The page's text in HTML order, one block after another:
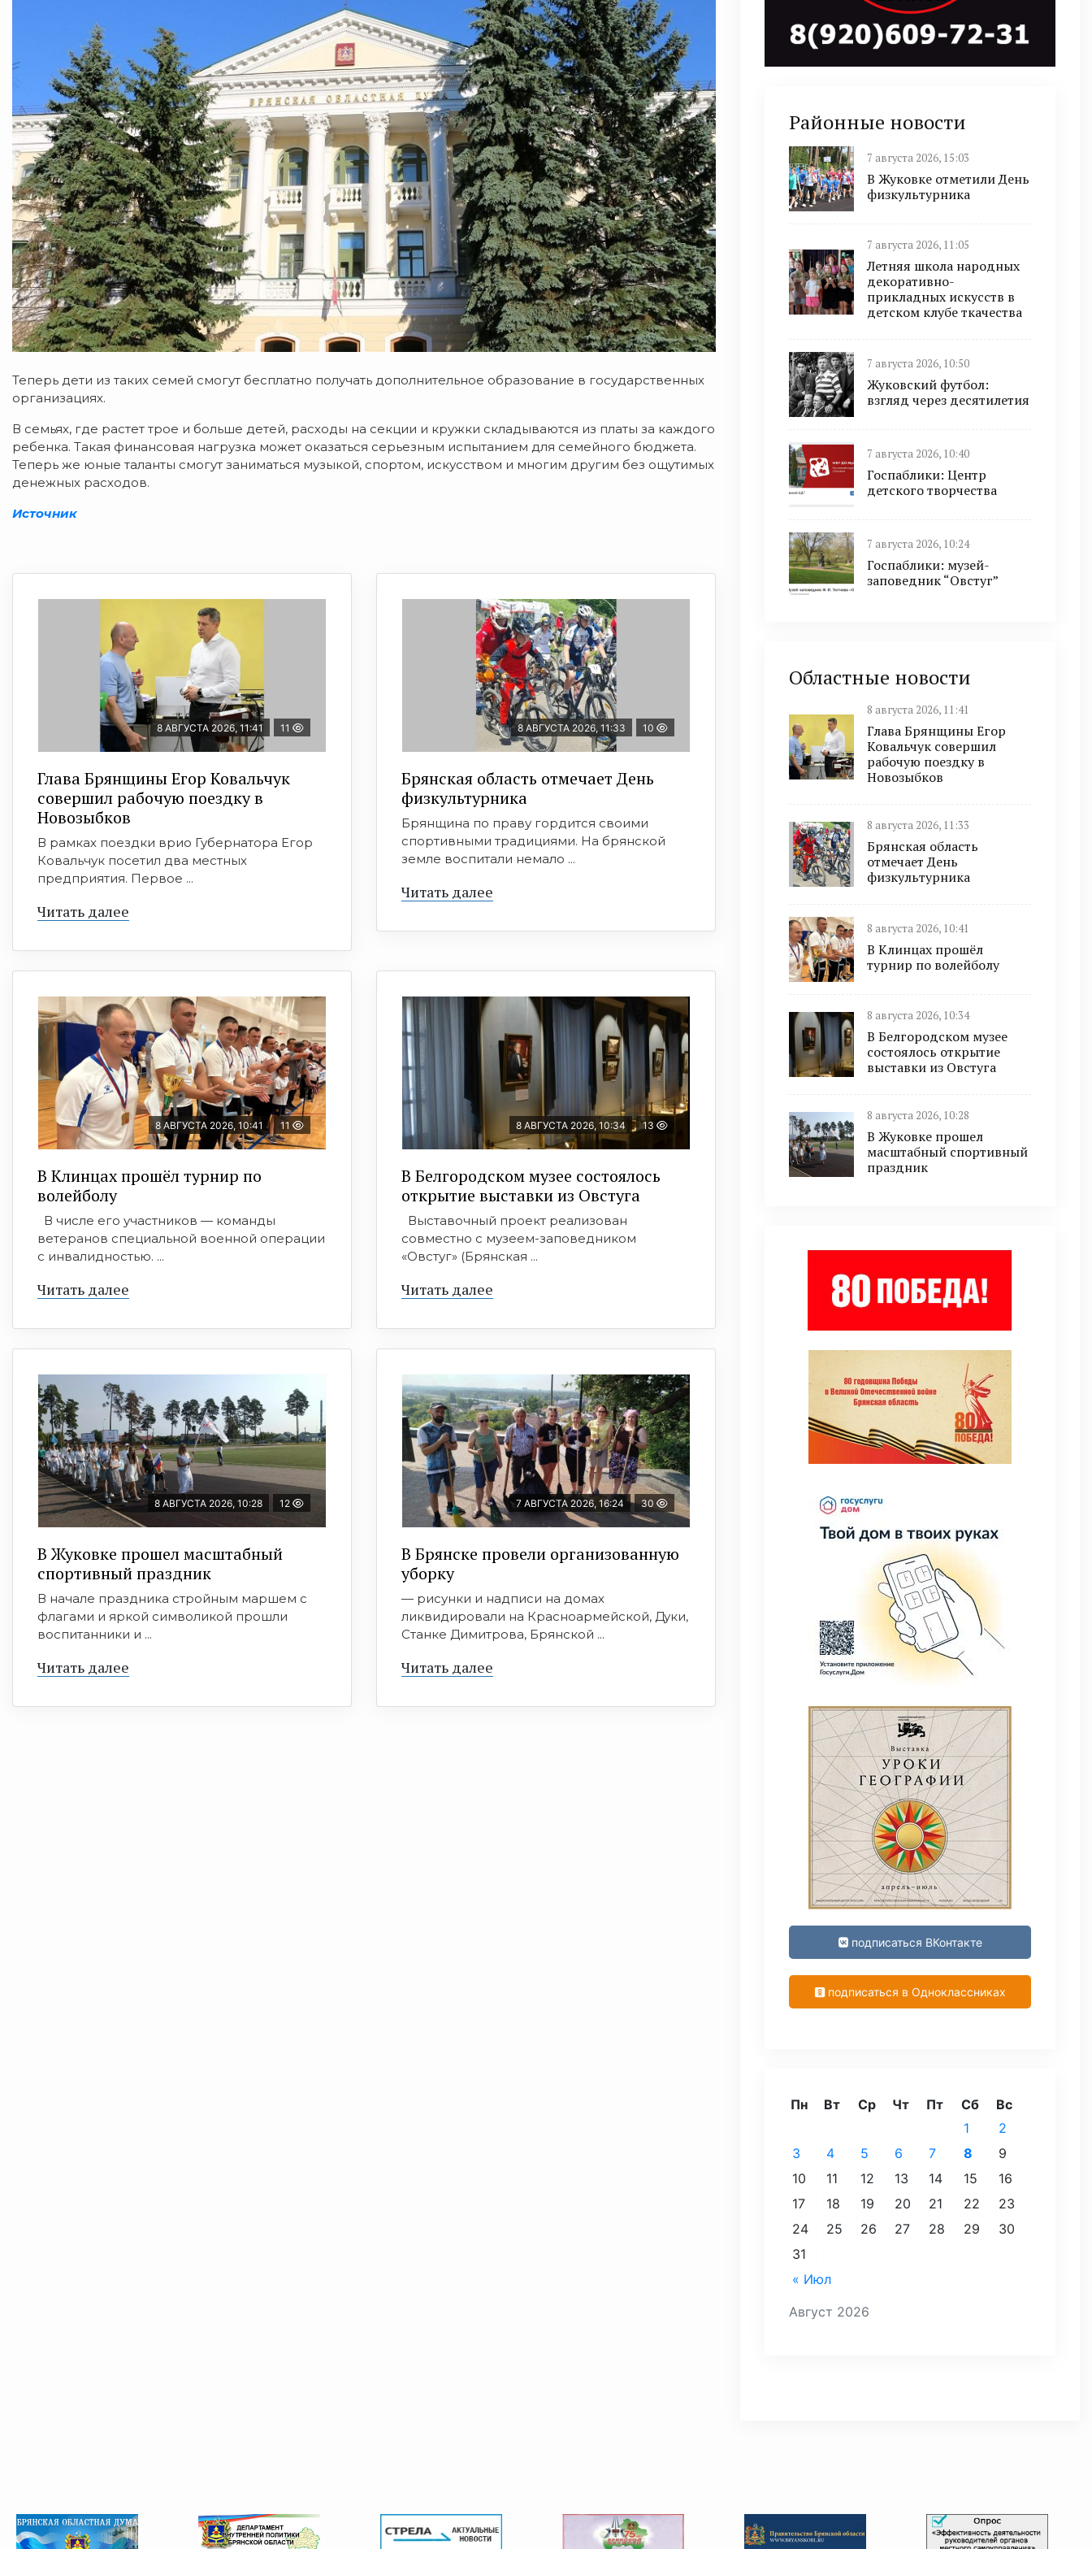
Теперь дети из таких семей смогут бесплатно получать дополнительное образование в государственных
организациях.
В семьях, где растет трое и больше детей, расходы на секции и кружки складываются из платы за каждого
ребенка. Такая финансовая нагрузка может оказаться серьезным испытанием для семейного бюджета.
Теперь же юные таланты смогут заниматься музыкой, спортом, искусством и многим другим без ощутимых
денежных расходов.
Источник
8 АВГУСТА 2026, 11:41 11
Глава Брянщины Егор Ковальчук
совершил рабочую поездку в
Новозыбков
В рамках поездки врио Губернатора Егор
Ковальчук посетил два местных
предприятия. Первое ...
Читать далее
8 АВГУСТА 2026, 11:33 10
Брянская область отмечает День
физкультурника
Брянщина по праву гордится своими
спортивными традициями. На брянской
земле воспитали немало ...
Читать далее
8 АВГУСТА 2026, 10:41 11
В Клинцах прошёл турнир по
волейболу
В числе его участников — команды
ветеранов специальной военной операции
с инвалидностью. ...
Читать далее
8 АВГУСТА 2026, 10:34 13
В Белгородском музее состоялось
открытие выставки из Овстуга
Выставочный проект реализован
совместно с музеем-заповедником
«Овстуг» (Брянская ...
Читать далее
8 АВГУСТА 2026, 10:28 12
В Жуковке прошел масштабный
спортивный праздник
В начале праздника стройным маршем с
флагами и яркой символикой прошли
воспитанники и ...
Читать далее
7 АВГУСТА 2026, 16:24 30
В Брянске провели организованную
уборку
— рисунки и надписи на домах
ликвидировали на Красноармейской, Дуки,
Станке Димитрова, Брянской ...
Читать далее
Районные новости
7 августа 2026, 15:03
В Жуковке отметили День
физкультурника
7 августа 2026, 11:05
Летняя школа народных
декоративно-
прикладных искусств в
детском клубе ткачества
7 августа 2026, 10:50
Жуковский футбол:
взгляд через десятилетия
7 августа 2026, 10:40
Госпаблики: Центр
детского творчества
7 августа 2026, 10:24
Госпаблики: музей-
заповедник “Овстуг”
Областные новости
8 августа 2026, 11:41
Глава Брянщины Егор
Ковальчук совершил
рабочую поездку в
Новозыбков
8 августа 2026, 11:33
Брянская область
отмечает День
физкультурника
8 августа 2026, 10:41
В Клинцах прошёл
турнир по волейболу
8 августа 2026, 10:34
В Белгородском музее
состоялось открытие
выставки из Овстуга
8 августа 2026, 10:28
В Жуковке прошел
масштабный спортивный
праздник
подписаться ВКонтакте
подписаться в Одноклассниках
Август 2026
Пн Вт Ср Чт Пт Сб Вс
« Июл
1
2
3
4 5 6 7 8
9
10
11 12 13 14 15
16
17
18 19 20 21 22
23
24
25 26 27 28 29
30
31